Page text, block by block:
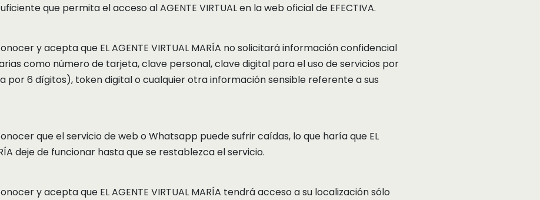
que permita el acceso al AGENTE VIRTUAL en la web oficial de EFECTIVA.
y acepta que EL AGENTE VIRTUAL MARÍA no solicitará información confidencial
como número de tarjeta, clave personal, clave digital para el uso de servicios por
6 dígitos), token digital o cualquier otra información sensible referente a sus
que el servicio de web o Whatsapp puede sufrir caídas, lo que haría que EL
deje de funcionar hasta que se restablezca el servicio.
y acepta que EL AGENTE VIRTUAL MARÍA tendrá acceso a su localización sólo